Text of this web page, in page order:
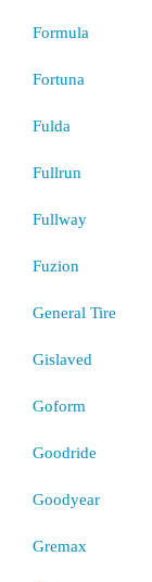
Formula
Fortuna
Fulda
Fullrun
Fullway
Fuzion
General Tire
Gislaved
Goform
Goodride
Goodyear
Gremax